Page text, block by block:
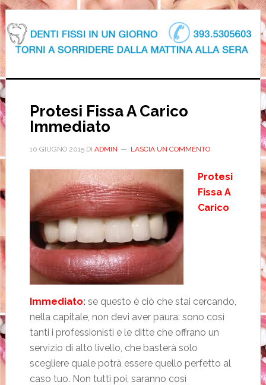
Protesi Fissa A Carico
Immediato
10 GIUGNO 2015DI ADMIN LASCIA UN COMMENTO
Protesi
Fissa A
Carico
Immediato: se questo è ciò che stai cercando,
nella capitale, non devi aver paura: sono così
tanti i professionisti e le ditte che offrano un
servizio di alto livello, che basterà solo
scegliere quale potrà essere quello perfetto al
caso tuo. Non tutti poi, saranno così